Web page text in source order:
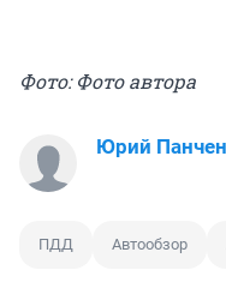
Фото: Фото автора
Юрий
ПДД Автообзор